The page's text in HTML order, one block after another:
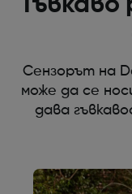
Сензорът на
може да се
дава